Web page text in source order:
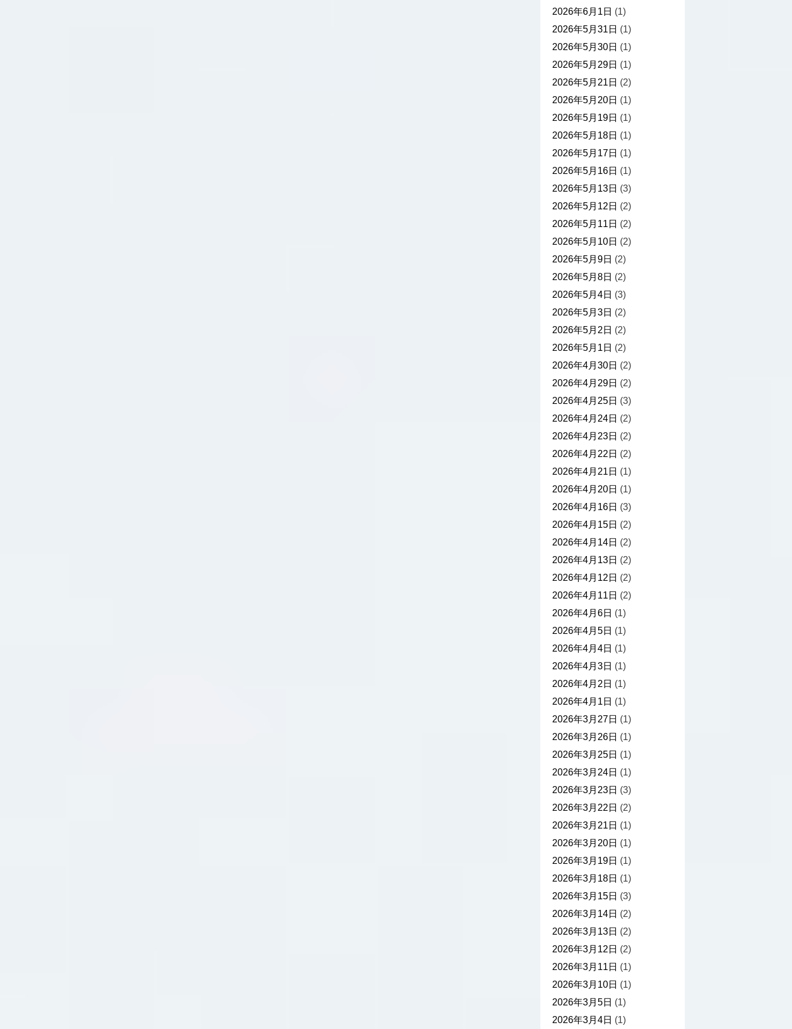
2026年6月1日 (1)
2026年5月31日 (1)
2026年5月30日 (1)
2026年5月29日 (1)
2026年5月21日 (2)
2026年5月20日 (1)
2026年5月19日 (1)
2026年5月18日 (1)
2026年5月17日 (1)
2026年5月16日 (1)
2026年5月13日 (3)
2026年5月12日 (2)
2026年5月11日 (2)
2026年5月10日 (2)
2026年5月9日 (2)
2026年5月8日 (2)
2026年5月4日 (3)
2026年5月3日 (2)
2026年5月2日 (2)
2026年5月1日 (2)
2026年4月30日 (2)
2026年4月29日 (2)
2026年4月25日 (3)
2026年4月24日 (2)
2026年4月23日 (2)
2026年4月22日 (2)
2026年4月21日 (1)
2026年4月20日 (1)
2026年4月16日 (3)
2026年4月15日 (2)
2026年4月14日 (2)
2026年4月13日 (2)
2026年4月12日 (2)
2026年4月11日 (2)
2026年4月6日 (1)
2026年4月5日 (1)
2026年4月4日 (1)
2026年4月3日 (1)
2026年4月2日 (1)
2026年4月1日 (1)
2026年3月27日 (1)
2026年3月26日 (1)
2026年3月25日 (1)
2026年3月24日 (1)
2026年3月23日 (3)
2026年3月22日 (2)
2026年3月21日 (1)
2026年3月20日 (1)
2026年3月19日 (1)
2026年3月18日 (1)
2026年3月15日 (3)
2026年3月14日 (2)
2026年3月13日 (2)
2026年3月12日 (2)
2026年3月11日 (1)
2026年3月10日 (1)
2026年3月5日 (1)
2026年3月4日 (1)